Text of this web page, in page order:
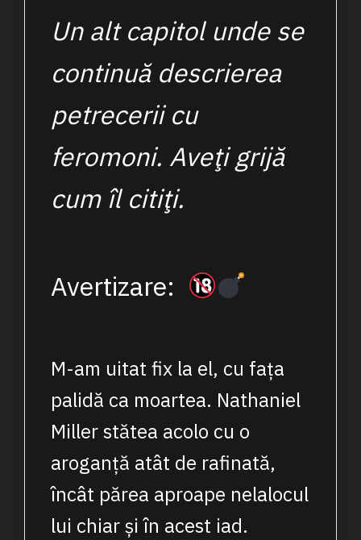
Un alt capitol unde se
continuă descrierea
petrecerii cu
feromoni. Aveţi grijă
cum îl citiţi.
Avertizare:
M-am uitat fix la el, cu fața
palidă ca moartea. Nathaniel
Miller stătea acolo cu o
aroganță atât de rafinată,
încât părea aproape nelalocul
lui chiar și în acest iad.